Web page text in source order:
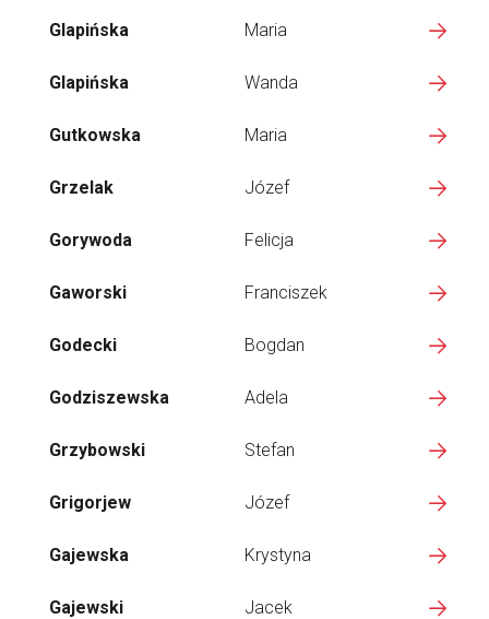
Glapińska Maria
Glapińska Wanda
Gutkowska Maria
Grzelak Józef
Gorywoda Felicja
Gaworski Franciszek
Godecki Bogdan
Godziszewska Adela
Grzybowski Stefan
Grigorjew Józef
Gajewska Krystyna
Gajewski Jacek